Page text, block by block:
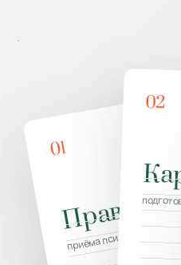
01
Правила
приёма психиатра
02